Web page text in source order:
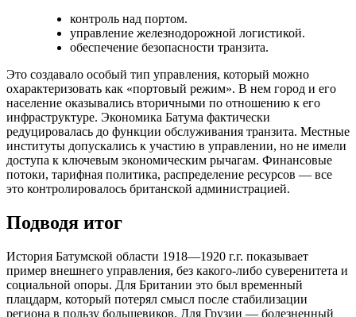
контроль над портом.
управление железнодорожной логистикой.
обеспечение безопасности транзита.
Это создавало особый тип управления, который можно
охарактеризовать как «портовый режим». В нем город и его
население оказывались вторичными по отношению к его
инфраструктуре. Экономика Батума фактически
редуцировалась до функции обслуживания транзита. Местные
институты допускались к участию в управлении, но не имели
доступа к ключевым экономическим рычагам. Финансовые
потоки, тарифная политика, распределение ресурсов — все
это контролировалось британской администрацией.
Подводя итог
История Батумской области 1918—1920 г.г. показывает
пример внешнего управления, без какого-либо суверенитета и
социальной опоры. Для Британии это был временный
плацдарм, который потерял смысл после стабилизации
региона в пользу большевиков. Для Грузии — болезненный